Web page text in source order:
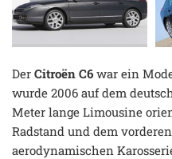
Der Citroën C6 war ein
wurde 2006 auf dem
Meter lange Limousine
Radstand und dem
aerodynamischen